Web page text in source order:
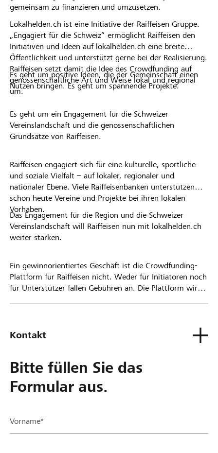
gemeinsam zu finanzieren und umzusetzen.
Lokalhelden.ch ist eine Initiative der Raiffeisen Gruppe.
„Engagiert für die Schweiz“ ermöglicht Raiffeisen den
Initiativen und Ideen auf lokalhelden.ch eine breite
Öffentlichkeit und unterstützt gerne bei der Realisierung.
Raiffeisen setzt damit die Idee des Crowdfunding auf
genossenschaftliche Art und Weise lokal und regional
um.
Es geht um positive Ideen, die der Gemeinschaft einen
Nutzen bringen. Es geht um spannende Projekte.
Es geht um ein Engagement für die Schweizer
Vereinslandschaft und die genossenschaftlichen
Grundsätze von Raiffeisen.
Raiffeisen engagiert sich für eine kulturelle, sportliche
und soziale Vielfalt – auf lokaler, regionaler und
nationaler Ebene. Viele Raiffeisenbanken unterstützen
schon heute Vereine und Projekte bei ihren lokalen
Vorhaben.
Das Engagement für die Region und die Schweizer
Vereinslandschaft will Raiffeisen nun mit lokalhelden.ch
weiter stärken.
Ein gewinnorientiertes Geschäft ist die Crowdfunding-
Plattform für Raiffeisen nicht. Weder für Initiatoren noch
für Unterstützer fallen Gebühren an. Die Plattform wird
Kontakt
Bitte füllen Sie das
Formular aus.
Vorname*